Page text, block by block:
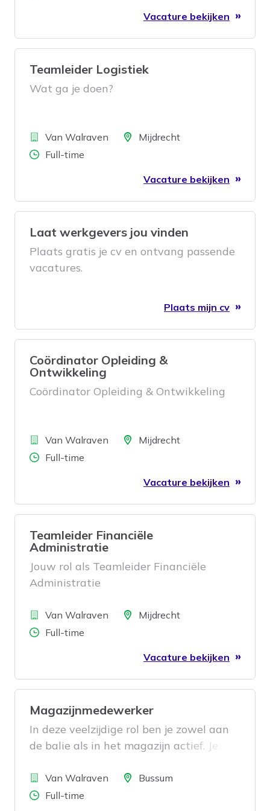
Vacature bekijken
Teamleider Logistiek
Wat ga je doen?
BedrijfVan Walraven LocatieMijdrecht
Aantal uren
Full-time
Vacature bekijken
Laat werkgevers jou vinden
Plaats gratis je cv en ontvang passende
vacatures.
Plaats mijn cv
Coördinator Opleiding &
Ontwikkeling
Coördinator Opleiding & Ontwikkeling
BedrijfVan Walraven LocatieMijdrecht
Aantal uren
Full-time
Vacature bekijken
Teamleider Financiële
Administratie
Jouw rol als Teamleider Financiële
Administratie
BedrijfVan Walraven LocatieMijdrecht
Aantal uren
Full-time
Vacature bekijken
Magazijnmedewerker
In deze veelzijdige rol ben je zowel aan
de balie als in het magazijn actief. Je
zorgt voor een georganiseerde opslag en
klaarmaakte bestellingen. Aan de balie
BedrijfVan Walraven LocatieBussum
Aantal uren
Full-time